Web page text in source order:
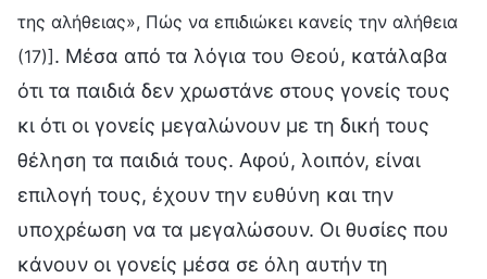
της αλήθειας», Πώς να επιδιώκει κανείς την αλήθεια
(17)]. Μέσα από τα λόγια του Θεού, κατάλαβα
ότι τα παιδιά δεν χρωστάνε στους γονείς τους
κι ότι οι γονείς μεγαλώνουν με τη δική τους
θέληση τα παιδιά τους. Αφού, λοιπόν, είναι
επιλογή τους, έχουν την ευθύνη και την
υποχρέωση να τα μεγαλώσουν. Οι θυσίες που
κάνουν οι γονείς μέσα σε όλη αυτήν τη